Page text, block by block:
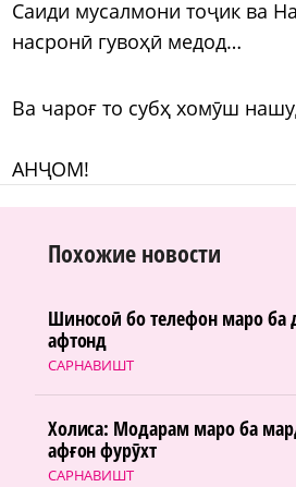
Саиди мусалмони тоҷик ва
насронӣ гувоҳӣ медод…
Ва чароғ то субҳ хомӯш
АНҶОМ!
Похожие новости
САРНАВИШТ
Шиносоӣ бо телефон маро ба
афтонд
САРНАВИШТ
Холиса: Модарам маро ба
афғон фурӯхт